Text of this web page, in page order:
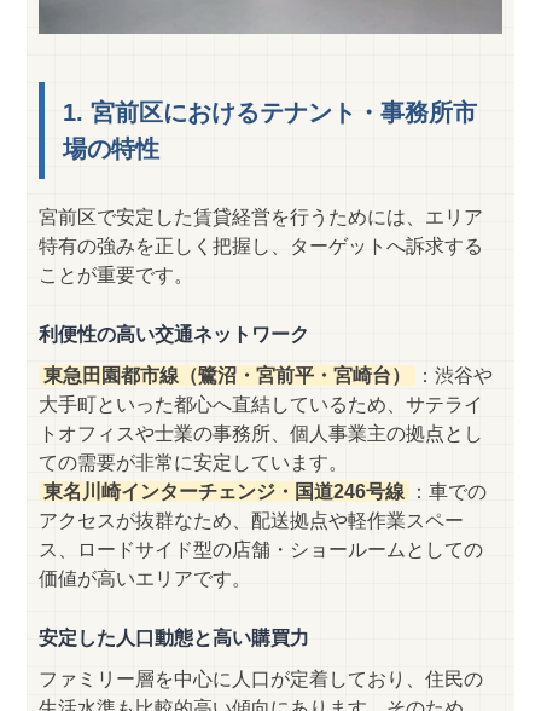
1. 宮前区におけるテナント・事務所市
場の特性
宮前区で安定した賃貸経営を行うためには、エリア
特有の強みを正しく把握し、ターゲットへ訴求する
ことが重要です。
利便性の高い交通ネットワーク
東急田園都市線（鷺沼・宮前平・宮崎台）
：渋谷や
大手町といった都心へ直結しているため、サテライ
トオフィスや士業の事務所、個人事業主の拠点とし
ての需要が非常に安定しています。
東名川崎インターチェンジ・国道246号線
：車での
アクセスが抜群なため、配送拠点や軽作業スペー
ス、ロードサイド型の店舗・ショールームとしての
価値が高いエリアです。
安定した人口動態と高い購買力
ファミリー層を中心に人口が定着しており、住民の